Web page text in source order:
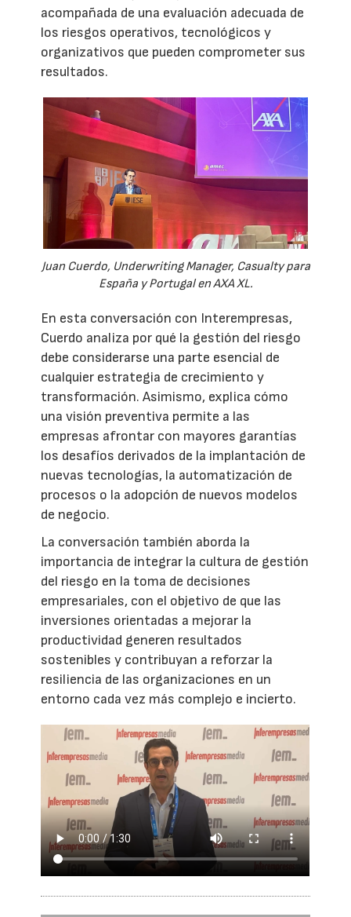
acompañada de una evaluación adecuada de
los riesgos operativos, tecnológicos y
organizativos que pueden comprometer sus
resultados.
Juan Cuerdo, Underwriting Manager, Casualty para
España y Portugal en AXA XL.
En esta conversación con Interempresas,
Cuerdo analiza por qué la gestión del riesgo
debe considerarse una parte esencial de
cualquier estrategia de crecimiento y
transformación. Asimismo, explica cómo
una visión preventiva permite a las
empresas afrontar con mayores garantías
los desafíos derivados de la implantación de
nuevas tecnologías, la automatización de
procesos o la adopción de nuevos modelos
de negocio.
La conversación también aborda la
importancia de integrar la cultura de gestión
del riesgo en la toma de decisiones
empresariales, con el objetivo de que las
inversiones orientadas a mejorar la
productividad generen resultados
sostenibles y contribuyan a reforzar la
resiliencia de las organizaciones en un
entorno cada vez más complejo e incierto.